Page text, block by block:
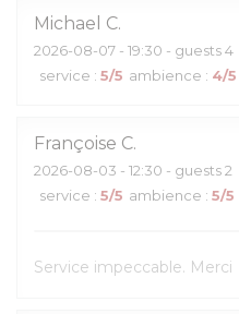
Michael C
2026-08-07 - 19:30 - guests 4
service : 5/5 ambience : 4/5
Françoise C
2026-08-03 - 12:30 - guests 2
service : 5/5 ambience : 5/5
Service impeccable. Merci